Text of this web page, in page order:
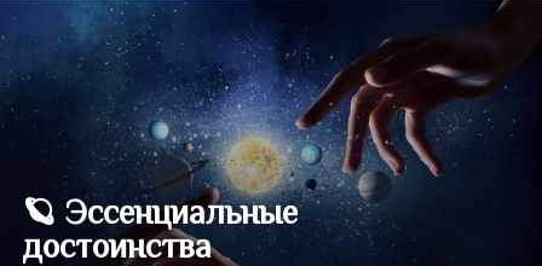
🪐 Эссенциальные
достоинства